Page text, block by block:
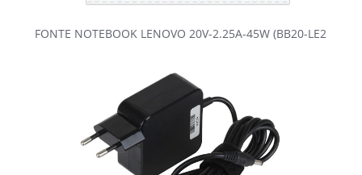
FONTE NOTEBOOK LENOVO 20V-2.25A-45W (BB20-LE2